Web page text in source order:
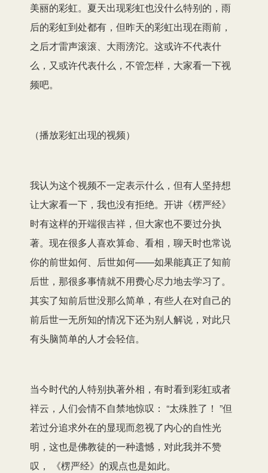
美丽的彩虹。夏天出现彩虹也没什么特别的，雨
后的彩虹到处都有，但昨天的彩虹出现在雨前，
之后才雷声滚滚、大雨滂沱。这或许不代表什
么，又或许代表什么，不管怎样，大家看一下视
频吧。
（播放彩虹出现的视频）
我认为这个视频不一定表示什么，但有人坚持想
让大家看一下，我也没有拒绝。开讲《楞严经》
时有这样的开端很吉祥，但大家也不要过分执
著。现在很多人喜欢算命、看相，聊天时也常说
你的前世如何、后世如何——如果能真正了知前
后世，那很多事情就不用费心尽力地去学习了。
其实了知前后世没那么简单，有些人在对自己的
前后世一无所知的情况下还为别人解说，对此只
有头脑简单的人才会轻信。
当今时代的人特别执著外相，有时看到彩虹或者
祥云，人们会情不自禁地惊叹： “太殊胜了！ ”但
若过分追求外在的显现而忽视了内心的自性光
明，这也是佛教徒的一种遗憾，对此我并不赞
叹， 《楞严经》的观点也是如此。